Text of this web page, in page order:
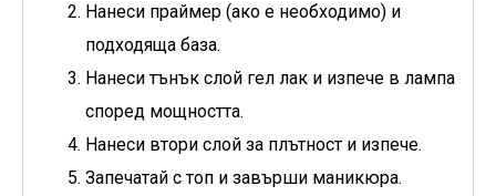
Нанеси праймер (ако е необходимо) и
подходяща база.
Нанеси тънък слой гел лак и изпече в лампа
според мощността.
Нанеси втори слой за плътност и изпече.
Запечатай с топ и завърши маникюра.